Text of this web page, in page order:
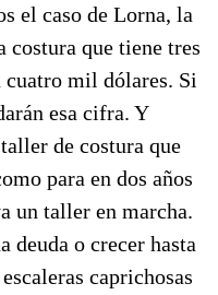
el caso de Lorna, la
que tiene tres
cuatro mil dólares. Si
esa cifra. Y
de costura que
para en dos años
un taller en marcha.
deuda o crecer hasta
caprichosas